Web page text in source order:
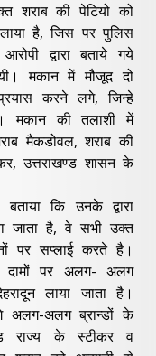
शराब की पेटियो को
है, जिस पर पुलिस
द्वारा बताये गये
मकान में मौजूद दो
करने लगे, जिन्हे
मकान की तलाशी में
मैकडोवल, शराब की
उत्तराखण्ड शासन के
कि उनके द्वारा
जाता है, वे सभी उक्त
पर सप्लाई करते है।
दामों पर अलग- अलग
लाया जाता है।
अलग-अलग ब्रान्डों के
राज्य के स्टीकर व